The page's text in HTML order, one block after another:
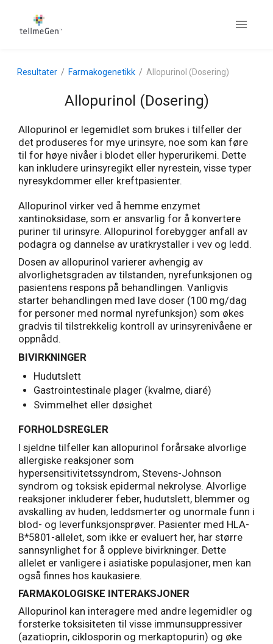
Resultater Farmakogenetikk Allopurinol (Dosering)
Allopurinol (Dosering)
Allopurinol er legemidlet som brukes i tilfeller der
det produseres for mye urinsyre, noe som kan føre
til for høye nivåer i blodet eller hyperurikemi. Dette
kan inkludere urinsyregikt eller nyrestein, visse typer
nyresykdommer eller kreftpasienter.
Allopurinol virker ved å hemme enzymet
xantinoksidase, som er ansvarlig for å konvertere
puriner til urinsyre. Allopurinol forebygger anfall av
podagra og dannelse av uratkrystaller i vev og ledd.
Dosen av allopurinol varierer avhengig av
alvorlighetsgraden av tilstanden, nyrefunksjonen og
pasientens respons på behandlingen. Vanligvis
starter behandlingen med lave doser (100 mg/dag
for personer med normal nyrefunksjon) som økes
gradvis til tilstrekkelig kontroll av urinsyrenivåene er
oppnådd.
BIVIRKNINGER
Hudutslett
Gastrointestinale plager (kvalme, diaré)
Svimmelhet eller døsighet
FORHOLDSREGLER
I sjeldne tilfeller kan allopurinol forårsake alvorlige
allergiske reaksjoner som
hypersensitivitetssyndrom, Stevens-Johnson
syndrom og toksisk epidermal nekrolyse. Alvorlige
reaksjoner inkluderer feber, hudutslett, blemmer og
avskalling av huden, leddsmerter og unormale funn i
blod- og leverfunksjonsprøver. Pasienter med HLA-
B*5801-allelet, som ikke er evaluert her, har større
sannsynlighet for å oppleve bivirkninger. Dette
allelet er vanligere i asiatiske populasjoner, men kan
også finnes hos kaukasiere.
FARMAKOLOGISKE INTERAKSJONER
Allopurinol kan interagere med andre legemidler og
forsterke toksisiteten til visse immunsuppressiver
(azatioprin, ciklosporin og merkaptopurin) og øke